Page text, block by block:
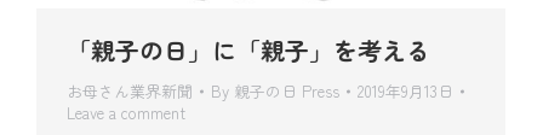
「親子の日」に「親子」を考える
お母さん業界新聞 By 親子の日 Press
2019年9月13日
Leave a comment